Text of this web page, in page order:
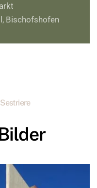
Bischofshofen